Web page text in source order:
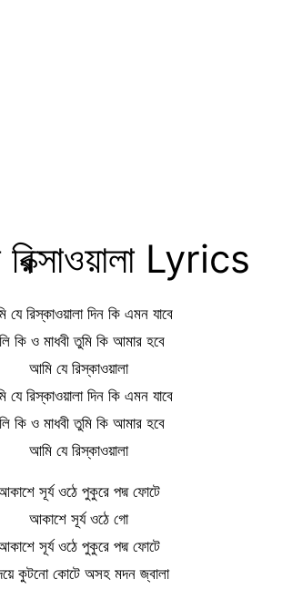
Lyrics
যে রিস্কাওয়ালা দিন কি এমন যাবে
কি ও মাধবী তুমি কি আমার হবে
আমি যে রিস্কাওয়ালা
যে রিস্কাওয়ালা দিন কি এমন যাবে
কি ও মাধবী তুমি কি আমার হবে
আমি যে রিস্কাওয়ালা
সূর্য ওঠে পুকুরে পদ্ম ফোটে
আকাশে সূর্য ওঠে গো
সূর্য ওঠে পুকুরে পদ্ম ফোটে
কুটনো কোটে অসহ মদন জ্বালা